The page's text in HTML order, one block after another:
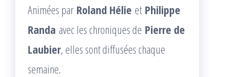
Animées par Roland Hélie et Philippe
Randa avec les chroniques de Pierre de
Laubier, elles sont diffusées chaque
semaine.